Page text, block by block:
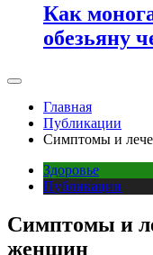
Как
обезьяну
Главная
Публикации
Симптомы и
Здоровье
Публикации
Симптомы и
женщин